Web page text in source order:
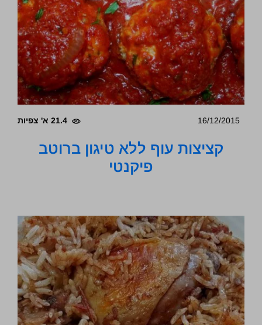
16/12/2015 21.4 א' צפיות
קציצות עוף ללא טיגון ברוטב
פיקנטי